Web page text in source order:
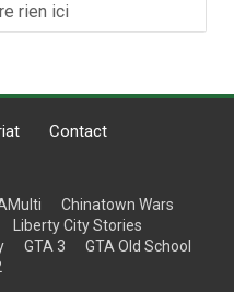
rien ici
Contact
Chinatown Wars
Liberty City Stories
GTA 3
GTA Old School